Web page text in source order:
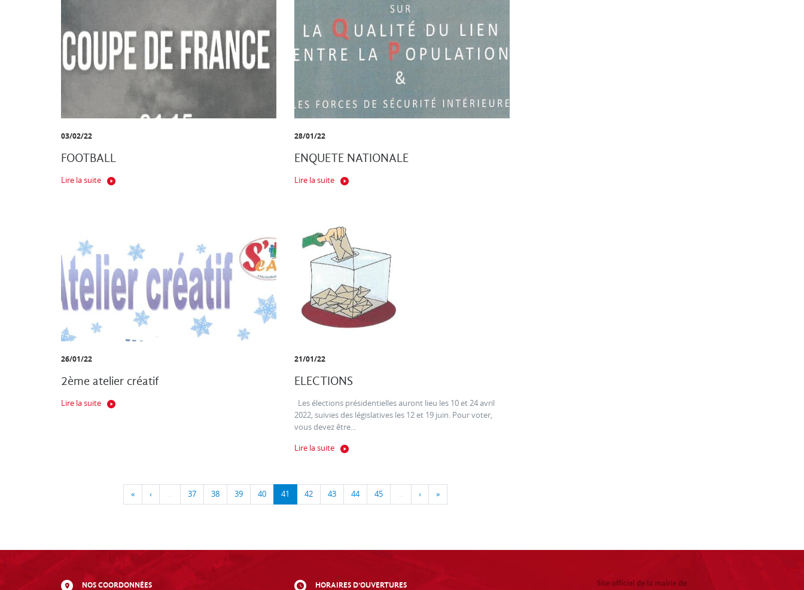
03/02/22
FOOTBALL
Lire la suite
28/01/22
ENQUETE NATIONALE
Lire la suite
26/01/22
2ème atelier créatif
Lire la suite
21/01/22
ELECTIONS
Les élections présidentielles auront lieu les 10 et 24 avril
2022, suivies des législatives les 12 et 19 juin. Pour voter,
vous devez être...
Lire la suite
« ‹ … 37 38 39 40 41 42 43 44 45 … › »
NOS COORDONNÉES HORAIRES D'OUVERTURES